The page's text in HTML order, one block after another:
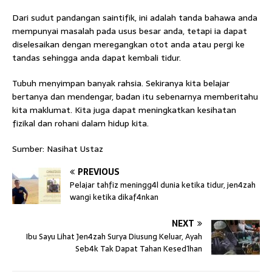
Dari sudut pandangan saintifik, ini adalah tanda bahawa anda
mempunyai masalah pada usus besar anda, tetapi ia dapat
diselesaikan dengan meregangkan otot anda atau pergi ke
tandas sehingga anda dapat kembali tidur.
Tubuh menyimpan banyak rahsia. Sekiranya kita belajar
bertanya dan mendengar, badan itu sebenarnya memberitahu
kita maklumat. Kita juga dapat meningkatkan kesihatan
fizikal dan rohani dalam hidup kita.
Sumber: Nasihat Ustaz
PREVIOUS
Pelajar tahfiz meningg4l dunia ketika tidur, jen4zah
wangi ketika dikaf4nkan
NEXT
Ibu Sayu Lihat Jen4zah Surya Diusung Keluar, Ayah
Seb4k Tak Dapat Tahan Kesed1han